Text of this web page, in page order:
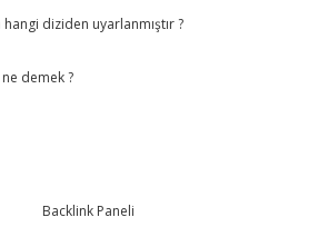
hangi diziden uyarlanmıştır ?
demek ?